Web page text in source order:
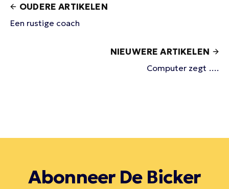
OUDERE ARTIKELEN
Een rustige coach
NIEUWERE ARTIKELEN
Computer zegt ….
Abonneer De Bicker